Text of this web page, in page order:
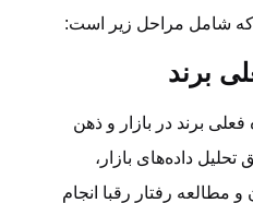
که شامل مراحل زیر است:
برند در بازار و ذهن
داده‌های بازار،
مطالعه رفتار رقبا انجام